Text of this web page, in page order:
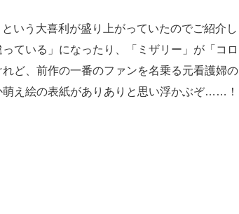
いう大喜利が盛り上がっていたのでご紹介し
ている」になったり、「ミザリー」が「コロ
ど、前作の一番のファンを名乗る元看護婦の
え絵の表紙がありありと思い浮かぶぞ……！